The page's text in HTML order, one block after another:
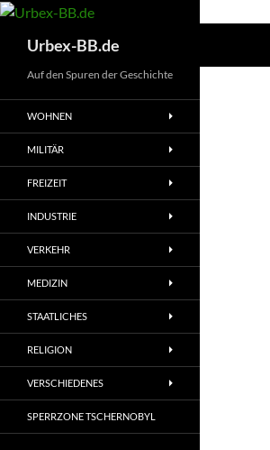
Urbex-BB.de
Auf den Spuren der Geschichte
WOHNEN
MILITÄR
FREIZEIT
INDUSTRIE
VERKEHR
MEDIZIN
STAATLICHES
RELIGION
VERSCHIEDENES
SPERRZONE TSCHERNOBYL